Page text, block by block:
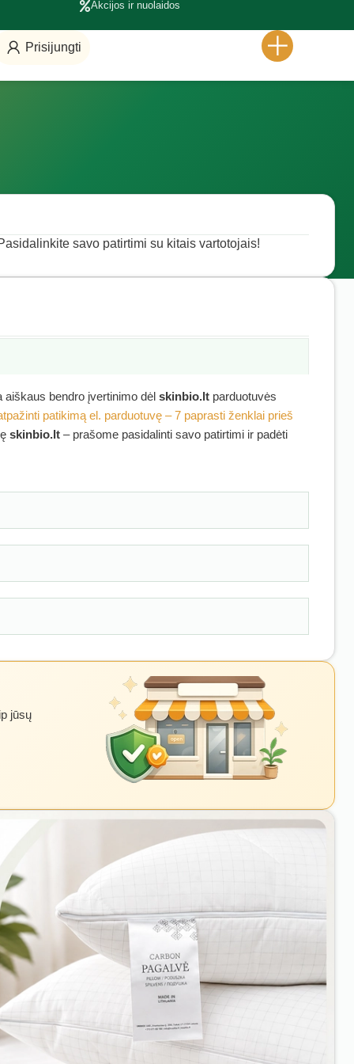
Akcijos ir nuolaidos
Prisijungti
savo patirtimi su kitais vartotojais!
aiškaus bendro įvertinimo dėl skinbio.lt parduotuvės
patikimą el. parduotuvę – 7 paprasti ženklai prieš
skinbio.lt – prašome pasidalinti savo patirtimi ir padėti
jūsų